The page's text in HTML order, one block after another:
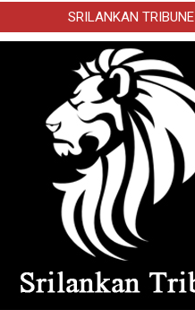
SRILANKAN TRIBUNE